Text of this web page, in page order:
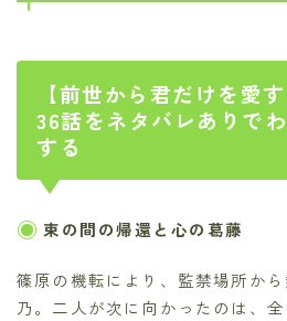
【前世から君だけを愛
36話をネタバレありで
する
束の間の帰還と心の葛藤
篠原の機転により、監禁場所か
乃。二人が次に向かったのは、